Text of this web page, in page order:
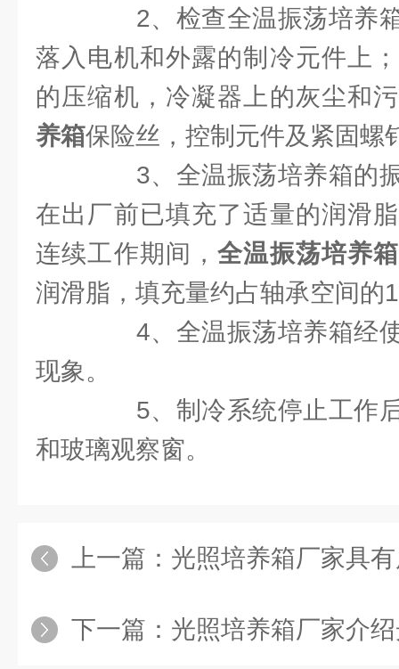
2、检查全温振荡培养箱
落入电机和外露的制冷元件上
的压缩机，冷凝器上的灰尘和
养箱保险丝，控制元件及紧固螺
3、全温振荡培养箱的振
在出厂前已填充了适量的润滑
连续工作期间，全温振荡培养箱
润滑脂，填充量约占轴承空间的
4、全温振荡培养箱经使
现象。
5、制冷系统停止工作后
和玻璃观察窗。
上一篇： 光照培养箱厂家具
下一篇： 光照培养箱厂家介绍光